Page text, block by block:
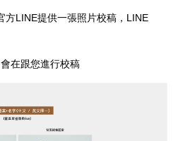
方LINE提供一張照片校稿，LINE
在跟您進行校稿